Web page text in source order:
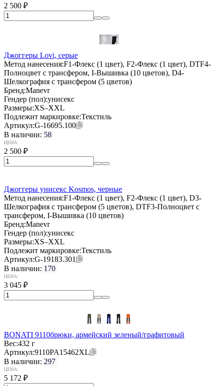
2 500 ₽
Джоггеры Lovi, серые
Метод нанесения:F1-Флекс (1 цвет), F2-Флекс (1 цвет), DTF4-
Полноцвет с трансфером, I-Вышивка (10 цветов), D4-
Шелкография с трансфером (5 цветов)
Бренд:Manevr
Гендер (пол):унисекс
Размеры:XS–XXL
Подлежит маркировке:Текстиль
Артикул:G-16695.100
В наличии: 58
ЦЕНА:
2 500 ₽
Джоггеры унисекс Kosmos, черные
Метод нанесения:F1-Флекс (1 цвет), F2-Флекс (1 цвет), D3-
Шелкография с трансфером (5 цветов), DTF3-Полноцвет с
трансфером, I-Вышивка (10 цветов)
Бренд:Manevr
Гендер (пол):унисекс
Размеры:XS–XXL
Подлежит маркировке:Текстиль
Артикул:G-19183.301
В наличии: 170
ЦЕНА:
3 045 ₽
BONATI 9110брюки, армейский зеленый/графитовый
Вес:432 г
Артикул:9110PA15462XL
В наличии: 297
ЦЕНА:
5 172 ₽